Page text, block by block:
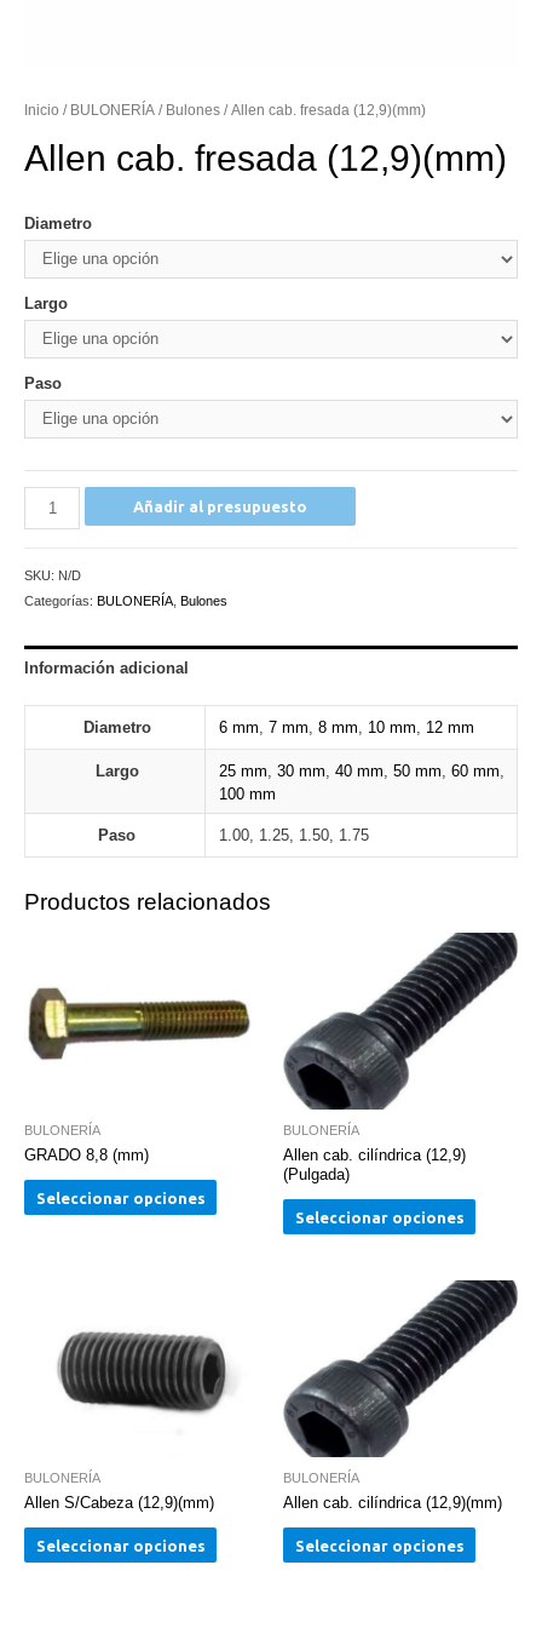
Inicio / BULONERÍA / Bulones / Allen cab. fresada (12,9)(mm)
Allen cab. fresada (12,9)(mm)
Diametro
Largo
Paso
Allen
cab.
(12,9)
(mm)
Añadir al presupuesto
SKU: N/D
Categorías: BULONERÍA Bulones
Información adicional
Diametro 6 mm ,7 mm ,8 mm 10 mm 12 mm
Largo 25 mm ,30 mm ,40 mm ,50 mm ,60 mm
100 mm
Paso 1.00, 1.25, 1.50, 1.75
Productos relacionados
BULONERÍA
GRADO 8,8 (mm)
Seleccionar opciones
BULONERÍA
Allen cab. cilíndrica (12,9)
(Pulgada)
Seleccionar opciones
BULONERÍA
Allen S/Cabeza (12,9)(mm)
Seleccionar opciones
BULONERÍA
Allen cab. cilíndrica (12,9)(mm)
Seleccionar opciones